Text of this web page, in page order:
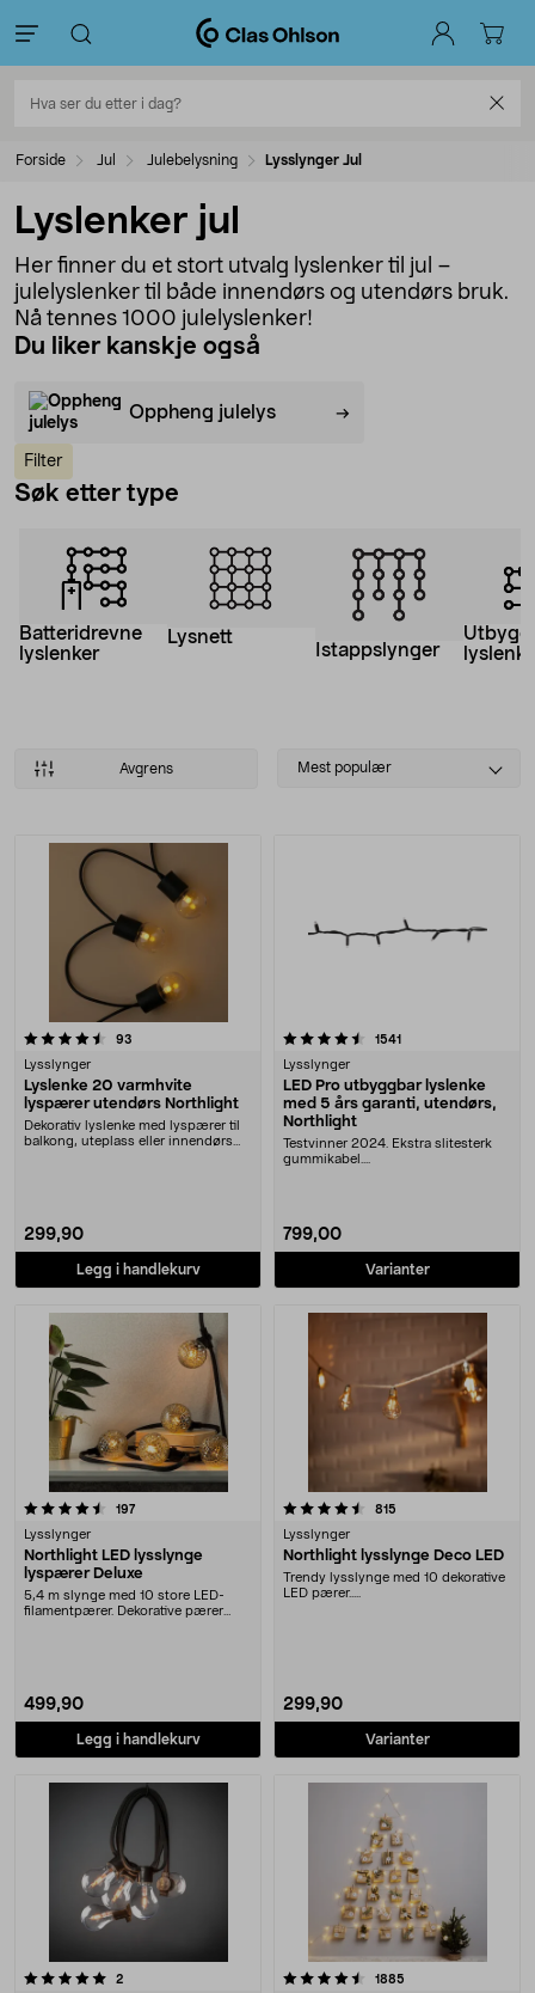
Forside Jul Julebelysning Lysslynger Jul
Lyslenker jul
Her finner du et stort utvalg lyslenker til jul –
julelyslenker til både innendørs og utendørs bruk.
Nå tennes 1000 julelyslenker!
Du liker kanskje også
Oppheng julelys
Filter
Søk etter type
Batteridrevne
lyslenker
Lysnett
Istappslynger
Avgrens
Select
Mest populær
Produkter
93
Lysslynger
Lyslenke 20 varmhvite
lyspærer utendørs Northlight
Dekorativ lyslenke med lyspærer til
balkong, uteplass eller innendørs
299,90
Legg i handlekurv
4.5 av 5 stjerner 1541
Lysslynger
LED Pro utbyggbar lyslenke
med 5 års garanti, utendørs,
Northlight
Testvinner 2024. Ekstra slitesterk
gummikabel....
799,00
Varianter
197anmeldelser
Lysslynger
Northlight LED lysslynge
lyspærer Deluxe
5,4 m slynge med 10 store LED-
filamentpærer. Dekorative pærer
499,90
Legg i handlekurv
4.5 av 5 stjerner 815
Lysslynger
Northlight lysslynge Deco LED
Trendy lysslynge med 10 dekorative
LED pærer.....
299,90
Varianter
2anmeldelser
4.5 av 5 stjerner 1885